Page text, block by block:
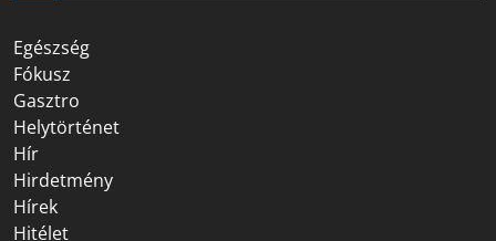
Egészség
Fókusz
Gasztro
Helytörténet
Hír
Hirdetmény
Hírek
Hitélet